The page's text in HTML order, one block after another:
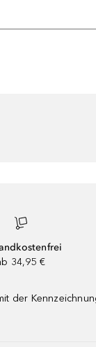
34,95 €
der